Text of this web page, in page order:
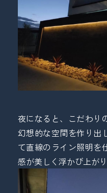
夜になると、こだわり
幻想的な空間を作り出
て直線のライン照明を
感が美しく浮かび上がり